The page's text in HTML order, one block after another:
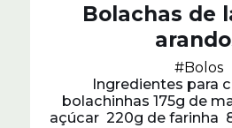
Bolachas de
#Bolos
Ingredientes para
bolachinhas 175g de
açúcar 220g de farinha